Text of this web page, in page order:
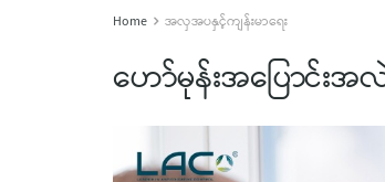
Home အလှအပနှင့်ကျန်းမာရေး
ဟော်မုန်းအပြောင်း